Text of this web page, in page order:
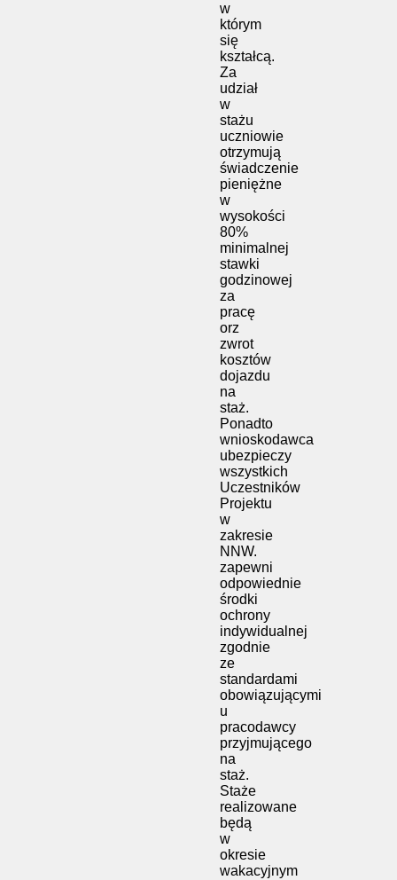
w
którym
się
kształcą.
Za
udział
w
stażu
uczniowie
otrzymują
świadczenie
pieniężne
w
wysokości
80%
minimalnej
stawki
godzinowej
za
pracę
orz
zwrot
kosztów
dojazdu
na
staż.
Ponadto
wnioskodawca
ubezpieczy
wszystkich
Uczestników
Projektu
w
zakresie
NNW.
zapewni
odpowiednie
środki
ochrony
indywidualnej
zgodnie
ze
standardami
obowiązującymi
u
pracodawcy
przyjmującego
na
staż.
Staże
realizowane
będą
w
okresie
wakacyjnym